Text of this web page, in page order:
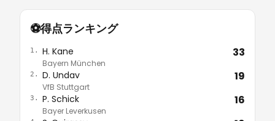
⚽得点ランキング
1. H. Kane
Bayern München
33
2. D. Undav
VfB Stuttgart
19
3. P. Schick
Bayer Leverkusen
16